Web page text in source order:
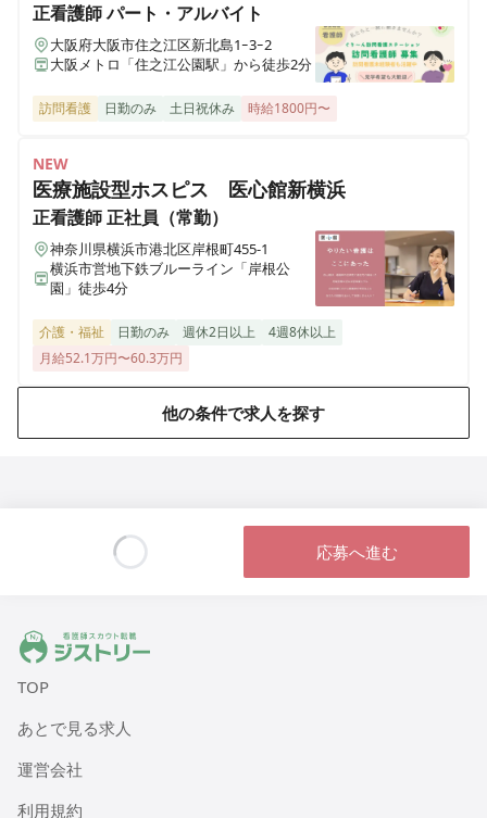
正看護師パート・アルバイト
大阪府大阪市住之江区新北島1ｰ3ｰ2
大阪メトロ「住之江公園駅」から徒歩2分
訪問看護 日勤のみ 土日祝休み 時給1800円〜
NEW
医療施設型ホスピス 医心館新横浜
正看護師正社員（常勤）
神奈川県横浜市港北区岸根町455-1
横浜市営地下鉄ブルーライン「岸根公
園」徒歩4分
介護・福祉 日勤のみ 週休2日以上
4週8休以上
月給52.1万円〜60.3万円
他の条件で求人を探す
応募へ進む
ジストリー 看護師の転職マッチング
TOP
あとで見る求人
運営会社
利用規約